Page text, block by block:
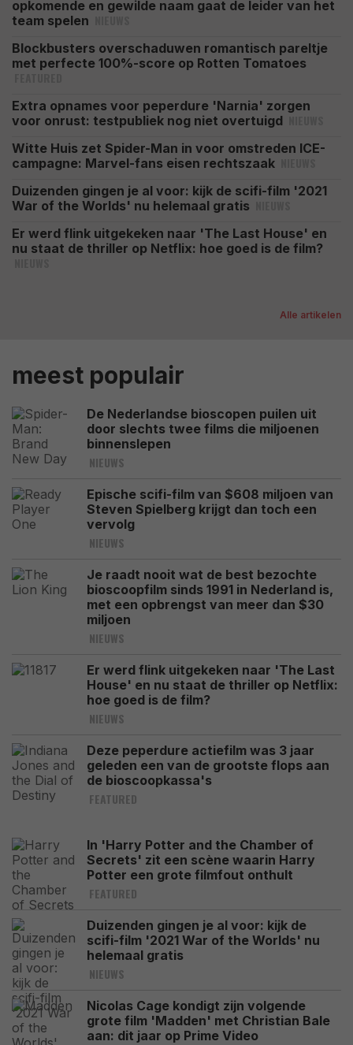
opkomende en gewilde naam gaat de leider van het
team spelen
Blockbusters overschaduwen romantisch pareltje
met perfecte 100%-score op Rotten Tomatoes
Extra opnames voor peperdure 'Narnia' zorgen
voor onrust: testpubliek nog niet overtuigd
Witte Huis zet Spider-Man in voor omstreden ICE-
campagne: Marvel-fans eisen rechtszaak
Duizenden gingen je al voor: kijk de scifi-film '2021
War of the Worlds' nu helemaal gratis
Er werd flink uitgekeken naar 'The Last House' en
nu staat de thriller op Netflix: hoe goed is de film?
Alle artikelen
meest populair
De Nederlandse bioscopen puilen uit
door slechts twee films die miljoenen
binnenslepen
NIEUWS
Epische scifi-film van $608 miljoen van
Steven Spielberg krijgt dan toch een
vervolg
NIEUWS
Je raadt nooit wat de best bezochte
bioscoopfilm sinds 1991 in Nederland is,
met een opbrengst van meer dan $30
miljoen
NIEUWS
Er werd flink uitgekeken naar 'The Last
House' en nu staat de thriller op Netflix:
hoe goed is de film?
NIEUWS
Deze peperdure actiefilm was 3 jaar
geleden een van de grootste flops aan
de bioscoopkassa's
FEATURED
In 'Harry Potter and the Chamber of
Secrets' zit een scène waarin Harry
Potter een grote filmfout onthult
FEATURED
Duizenden gingen je al voor: kijk de
scifi-film '2021 War of the Worlds' nu
helemaal gratis
NIEUWS
Nicolas Cage kondigt zijn volgende
grote film 'Madden' met Christian Bale
aan: dit jaar op Prime Video